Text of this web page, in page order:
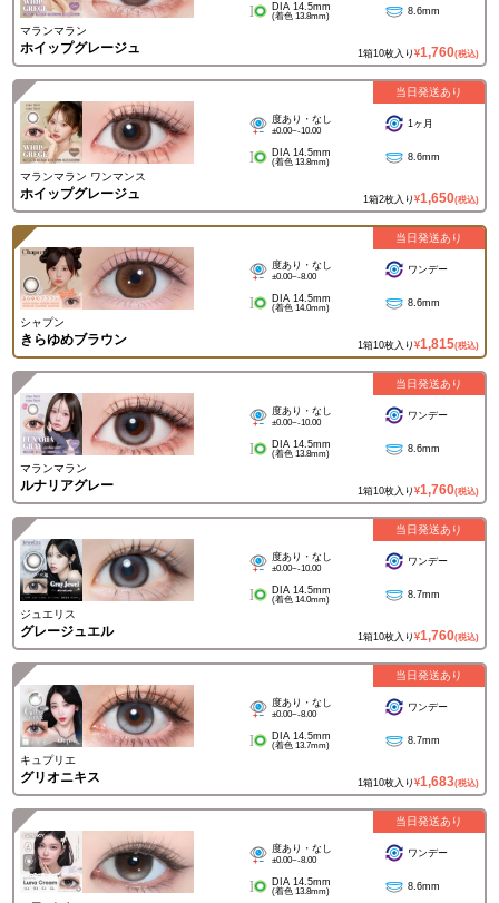
マランマラン
ホイップグレージュ
DIA 14.5mm
(着色 13.8mm) 8.6mm
1箱10枚入り ¥1,760(税込)
マランマラン ワンマンス
ホイップグレージュ
度あり・なし
±0.00~-10.00
1ヶ月
DIA 14.5mm
(着色 13.8mm) 8.6mm
1箱2枚入り ¥1,650(税込)
当日発送あり
シャプン
きらゆめブラウン
度あり・なし
±0.00~-8.00
ワンデー
DIA 14.5mm
(着色 14.0mm) 8.6mm
1箱10枚入り ¥1,815(税込)
当日発送あり
マランマラン
ルナリアグレー
度あり・なし
±0.00~-10.00
ワンデー
DIA 14.5mm
(着色 13.8mm) 8.6mm
1箱10枚入り ¥1,760(税込)
当日発送あり
ジュエリス
グレージュエル
度あり・なし
±0.00~-10.00
ワンデー
DIA 14.5mm
(着色 14.0mm) 8.7mm
1箱10枚入り ¥1,760(税込)
当日発送あり
キュプリエ
グリオニキス
度あり・なし
±0.00~-8.00
ワンデー
DIA 14.5mm
(着色 13.7mm) 8.7mm
1箱10枚入り ¥1,683(税込)
当日発送あり
度あり・なし
±0.00~-8.00
ワンデー
DIA 14.5mm
(着色 13.8mm) 8.6mm
当日発送あり